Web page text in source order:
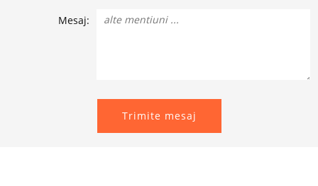
Mesaj:
Trimite mesaj